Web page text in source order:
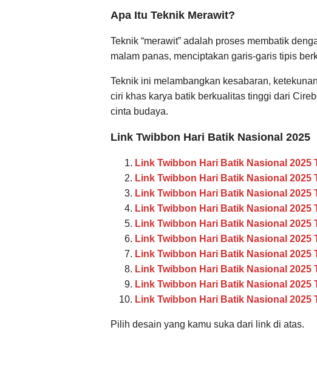
Apa Itu Teknik Merawit?
Teknik “merawit” adalah proses membatik
malam panas, menciptakan garis-garis tipis
Teknik ini melambangkan kesabaran,
ciri khas karya batik berkualitas tinggi dari
cinta budaya.
Link Twibbon Hari Batik Nasional 2025
Link Twibbon Hari Batik Nasional 2025
Link Twibbon Hari Batik Nasional 2025
Link Twibbon Hari Batik Nasional 2025
Link Twibbon Hari Batik Nasional 2025
Link Twibbon Hari Batik Nasional 2025
Link Twibbon Hari Batik Nasional 2025
Link Twibbon Hari Batik Nasional 2025
Link Twibbon Hari Batik Nasional 2025
Link Twibbon Hari Batik Nasional 2025
Link Twibbon Hari Batik Nasional 2025
Pilih desain yang kamu suka dari link di atas.